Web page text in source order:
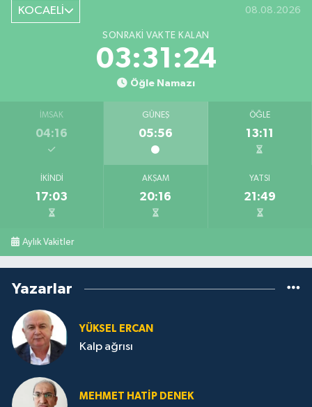
KOCAELİ 08.08.2026
SONRAKI VAKTE KALAN
03:31:23
Öğle Namazı
İMSAK
04:16
GÜNEŞ
05:56
ÖĞLE
13:11
İKINDI
17:03
AKŞAM
20:16
YATSI
21:49
Aylık Vakitler
Yazarlar
YÜKSEL ERCAN
Kalp ağrısı
MEHMET HATİP DENEK